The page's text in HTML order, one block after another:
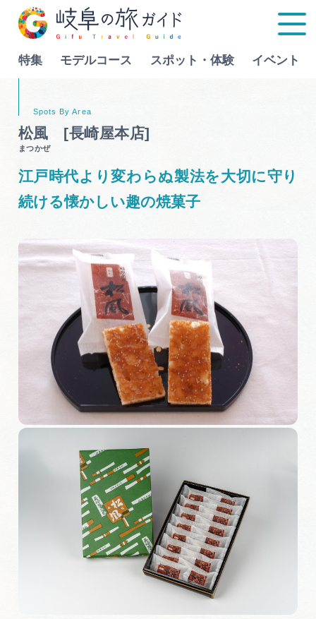
特集 モデルコース スポット・体験 イベント
モデルコース
イベント
グルメ
旅の予約
アクセス
インフォメーション
ぎふ旅レポーター記事
早わかり岐阜
買い物・お土産
体験予約サイト「ＶＩＳＩＴ岐阜県」
岐阜県アウトドア観光キャンペーン
Language
行きたいリストを見る
松風 [長崎屋本店]
まつかぜ
江戸時代より変わらぬ製法を大切に守り
続ける懐かしい趣の焼菓子